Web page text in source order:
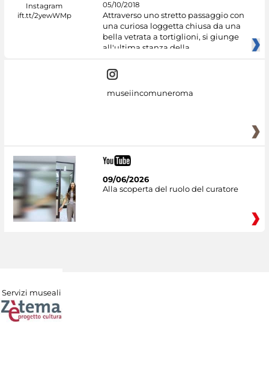
05/10/2018
Attraverso uno stretto passaggio con
una curiosa loggetta chiusa da una
bella vetrata a tortiglioni, si giunge
all'ultima stanza della
museiincomuneroma
09/06/2026
Alla scoperta del ruolo del curatore
Servizi museali